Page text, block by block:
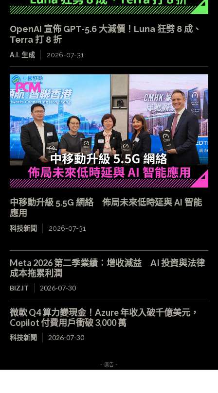
OpenAI 宣佈 GPT-5.6 大減價！Luna 狂劈 8 成、
Terra 打 8 折
A.I. 生成 2026-07-31
中移動升級 5.5G 網絡 佈局未來低時延與 AI 智能
應用
科技新聞 2026-07-31
Meta 2026 第二季業績：增收減益 AI 投資與法律
成本拖累利潤
BIZ.IT 2026-07-30
微軟 Q4 算力變現金！Azure 年收入破千億美元，
Copilot 付費用戶衝破 3,000 萬
科技新聞 2026-07-30
- 廣告 -